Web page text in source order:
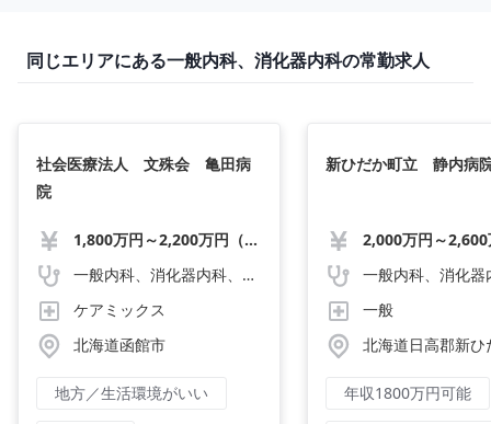
同じエリアにある一般内科、消化器内科の常勤求人
社会医療法人 文殊会 亀田病
院
1,800万円～2,200万円（応相談）
一般内科、消化器内科、精神科
ケアミックス
北海道函館市
地方／生活環境がいい
新ひだか町立 静内病
一般
北海道日高郡新ひ
年収1800万円可能